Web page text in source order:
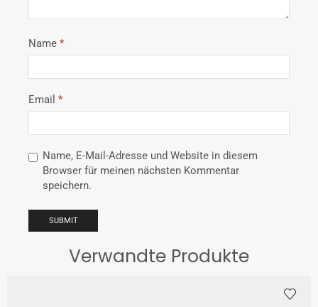
Name *
Email *
Name, E-Mail-Adresse und Website in diesem
Browser für meinen nächsten Kommentar
speichern.
Verwandte Produkte